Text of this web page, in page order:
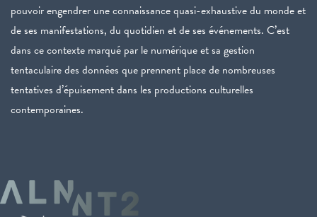
pouvoir engendrer une connaissance quasi-exhaustive du monde et
de ses manifestations, du quotidien et de ses événements. C’est
dans ce contexte marqué par le numérique et sa gestion
tentaculaire des données que prennent place de nombreuses
tentatives d’épuisement dans les productions culturelles
contemporaines.